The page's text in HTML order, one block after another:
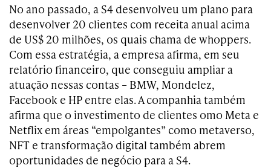
No ano passado, a S4 desenvolveu um plano para
desenvolver 20 clientes com receita anual acima
de US$ 20 milhões, os quais chama de whoppers.
Com essa estratégia, a empresa afirma, em seu
relatório financeiro, que conseguiu ampliar a
atuação nessas contas – BMW, Mondelez,
Facebook e HP entre elas. A companhia também
afirma que o investimento de clientes omo Meta e
Netflix em áreas “empolgantes” como metaverso,
NFT e transformação digital também abrem
oportunidades de negócio para a S4.